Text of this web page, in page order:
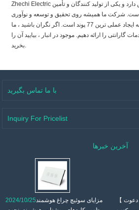
Zhechi Electric در ساخت 77 پوند تخصص دارد و یکی از تولید کنندگان و تأمین
در چین است. شرکت ما همیشه روی تحقیق و توسعه و نوآوری
متمرکز شده است و متعهد به ایجاد عملی ترین 77 پوند است. اگر نگران باشید ، ما
2 سال خدمات گارانتی را ارائه دهیم. موجود در انبار ، بیایید آن را
بخرید.
با ما تماس بگیرید
Inquiry For Pricelist
آخرین خبرها
مزایای سوئیچ چراغ هوشمند2024/10/25
【 دعوت 】 ZHECHI صمیمانه از شما